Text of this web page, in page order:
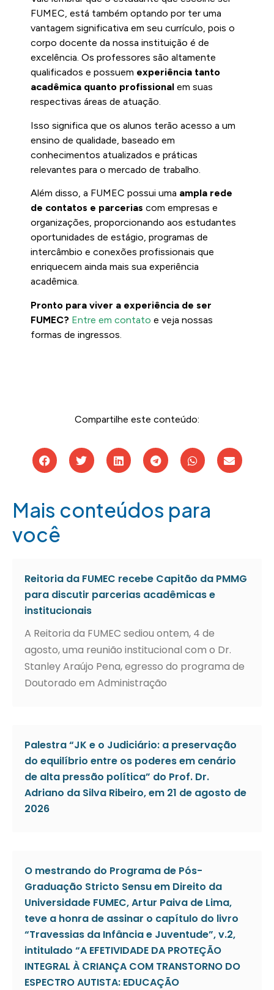
FUMEC, está também optando por ter uma
vantagem significativa em seu currículo, pois o
corpo docente da nossa instituição é de
excelência. Os professores são altamente
qualificados e possuem experiência tanto
acadêmica quanto profissional em suas
respectivas áreas de atuação.
Isso significa que os alunos terão acesso a um
ensino de qualidade, baseado em
conhecimentos atualizados e práticas
relevantes para o mercado de trabalho.
Além disso, a FUMEC possui uma ampla rede
de contatos e parcerias com empresas e
organizações, proporcionando aos estudantes
oportunidades de estágio, programas de
intercâmbio e conexões profissionais que
enriquecem ainda mais sua experiência
acadêmica.
Pronto para viver a experiência de ser
FUMEC? Entre em contato e veja nossas
formas de ingressos.
Compartilhe este conteúdo:
Mais conteúdos para
você
Reitoria da FUMEC recebe Capitão da PMMG
para discutir parcerias acadêmicas e
institucionais
A Reitoria da FUMEC sediou ontem, 4 de
agosto, uma reunião institucional com o Dr.
Stanley Araújo Pena, egresso do programa de
Doutorado em Administração
Palestra “JK e o Judiciário: a preservação
do equilíbrio entre os poderes em cenário
de alta pressão política” do Prof. Dr.
Adriano da Silva Ribeiro, em 21 de agosto de
2026
O mestrando do Programa de Pós-
Graduação Stricto Sensu em Direito da
Universidade FUMEC, Artur Paiva de Lima,
teve a honra de assinar o capítulo do livro
“Travessias da Infância e Juventude”, v.2,
intitulado “A EFETIVIDADE DA PROTEÇÃO
INTEGRAL À CRIANÇA COM TRANSTORNO DO
ESPECTRO AUTISTA: EDUCAÇÃO